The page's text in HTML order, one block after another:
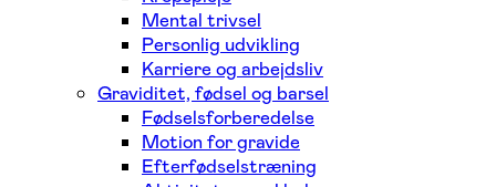
Mental trivsel
Personlig udvikling
Karriere og arbejdsliv
Graviditet, fødsel og barsel
Fødselsforberedelse
Motion for gravide
Efterfødselstræning